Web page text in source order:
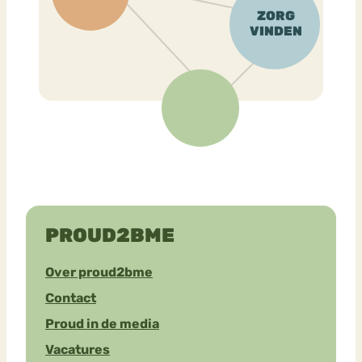
PROUD2BME
Over proud2bme
Contact
Proud in de media
Vacatures